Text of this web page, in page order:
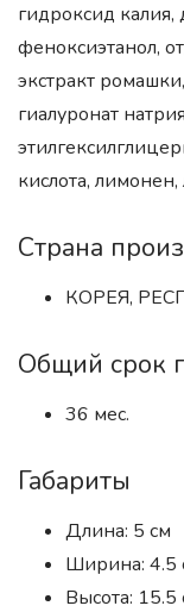
гидроксид калия,
феноксиэтанол,
экстракт
гиалуронат
кислота,
Страна
КОРЕЯ,
Общий срок
36 мес.
Габариты
Длина: 5 см
Ширина: 4.5
Высота: 15.5